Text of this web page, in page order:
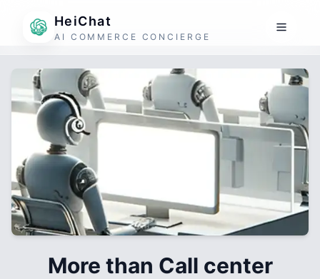
HeiChat
AI COMMERCE CONCIERGE
More than Call center